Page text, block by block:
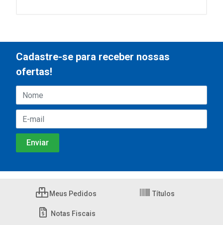
Cadastre-se para receber nossas
ofertas!
Meus Pedidos Títulos
Notas Fiscais